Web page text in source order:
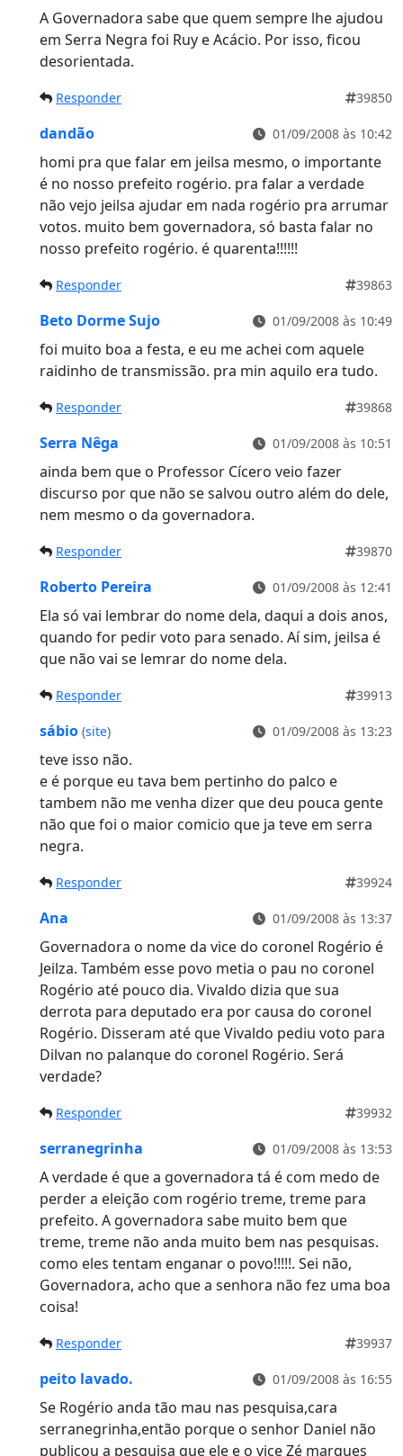
A Governadora sabe que quem sempre lhe ajudou
em Serra Negra foi Ruy e Acácio. Por isso, ficou
desorientada.
Responder 39850
dandão 01/09/2008 às 10:42
homi pra que falar em jeilsa mesmo, o importante
é no nosso prefeito rogério. pra falar a verdade
não vejo jeilsa ajudar em nada rogério pra arrumar
votos. muito bem governadora, só basta falar no
nosso prefeito rogério. é quarenta!!!!!!
Responder 39863
Beto Dorme Sujo 01/09/2008 às 10:49
foi muito boa a festa, e eu me achei com aquele
raidinho de transmissão. pra min aquilo era tudo.
Responder 39868
Serra Nêga 01/09/2008 às 10:51
ainda bem que o Professor Cícero veio fazer
discurso por que não se salvou outro além do dele,
nem mesmo o da governadora.
Responder 39870
Roberto Pereira 01/09/2008 às 12:41
Ela só vai lembrar do nome dela, daqui a dois anos,
quando for pedir voto para senado. Aí sim, jeilsa é
que não vai se lemrar do nome dela.
Responder 39913
sábio (site) 01/09/2008 às 13:23
teve isso não.
e é porque eu tava bem pertinho do palco e
tambem não me venha dizer que deu pouca gente
não que foi o maior comicio que ja teve em serra
negra.
Responder 39924
Ana 01/09/2008 às 13:37
Governadora o nome da vice do coronel Rogério é
Jeilza. Também esse povo metia o pau no coronel
Rogério até pouco dia. Vivaldo dizia que sua
derrota para deputado era por causa do coronel
Rogério. Disseram até que Vivaldo pediu voto para
Dilvan no palanque do coronel Rogério. Será
verdade?
Responder 39932
serranegrinha 01/09/2008 às 13:53
A verdade é que a governadora tá é com medo de
perder a eleição com rogério treme, treme para
prefeito. A governadora sabe muito bem que
treme, treme não anda muito bem nas pesquisas.
como eles tentam enganar o povo!!!!!. Sei não,
Governadora, acho que a senhora não fez uma boa
coisa!
Responder 39937
peito lavado. 01/09/2008 às 16:55
Se Rogério anda tão mau nas pesquisa,cara
serranegrinha,então porque o senhor Daniel não
publicou a pesquisa que ele e o vice Zé marques